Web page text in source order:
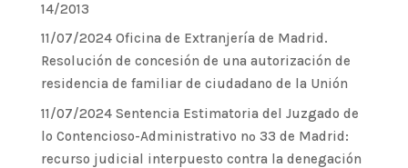
14/2013
11/07/2024 Oficina de Extranjería de Madrid.
Resolución de concesión de una autorización de
residencia de familiar de ciudadano de la Unión
11/07/2024 Sentencia Estimatoria del Juzgado de
lo Contencioso-Administrativo nº 33 de Madrid:
recurso judicial interpuesto contra la denegación